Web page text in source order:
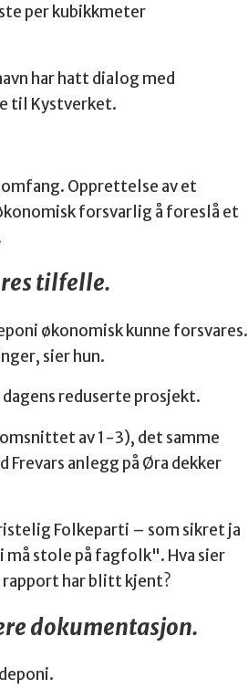
per kubikkmeter
har hatt dialog med
til Kystverket.
Opprettelse av et
forsvarlig å foreslå et
tilfelle.
økonomisk kunne forsvares.
sier hun.
reduserte prosjekt.
av 1-3), det samme
Frevars anlegg på Øra dekker
Folkeparti – som sikret ja
stole på fagfolk". Hva sier
rapport har blitt kjent?
dokumentasjon.